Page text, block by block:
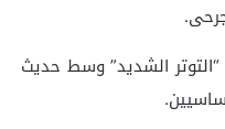
الشديد” وسط حديث